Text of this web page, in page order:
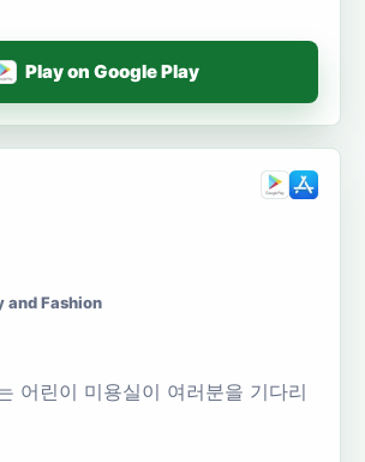
Play on Google Play
and Fashion
어린이 미용실이 여러분을 기다리